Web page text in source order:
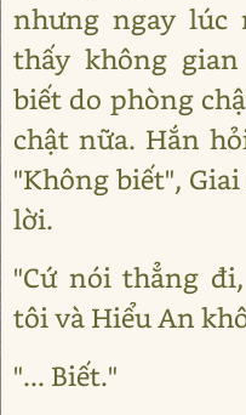
nhưng ngay lúc
thấy không
biết do phòng
chật nữa. Hắn
"Không biết",
lời.
"Cứ nói thẳng
tôi và Hiểu An
"... Biết."